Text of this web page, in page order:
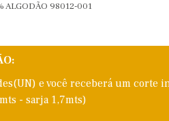
ALGODÃO 98012-001
e você receberá um
- sarja 1,7mts)